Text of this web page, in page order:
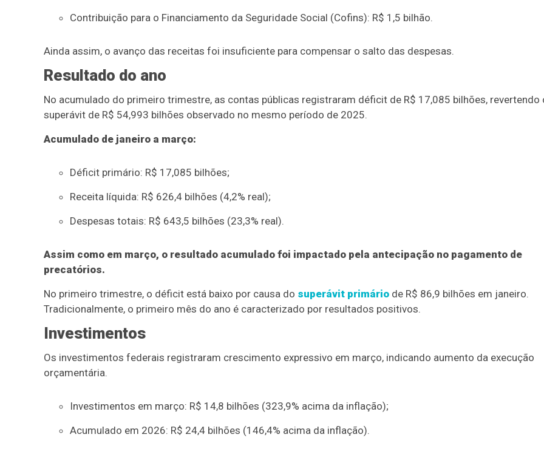
Contribuição para o Financiamento da Seguridade Social (Cofins): R$ 1,5 bilhão.
Ainda assim, o avanço das receitas foi insuficiente para compensar o salto das despesas.
Resultado do ano
No acumulado do primeiro trimestre, as contas públicas registraram déficit de R$ 17,085 bilhões, revertendo
superávit de R$ 54,993 bilhões observado no mesmo período de 2025.
Acumulado de janeiro a março:
Déficit primário: R$ 17,085 bilhões;
Receita líquida: R$ 626,4 bilhões (4,2% real);
Despesas totais: R$ 643,5 bilhões (23,3% real).
Assim como em março, o resultado acumulado foi impactado pela antecipação no pagamento de
precatórios.
No primeiro trimestre, o déficit está baixo por causa do superávit primário de R$ 86,9 bilhões em janeiro.
Tradicionalmente, o primeiro mês do ano é caracterizado por resultados positivos.
Investimentos
Os investimentos federais registraram crescimento expressivo em março, indicando aumento da execução
orçamentária.
Investimentos em março: R$ 14,8 bilhões (323,9% acima da inflação);
Acumulado em 2026: R$ 24,4 bilhões (146,4% acima da inflação).